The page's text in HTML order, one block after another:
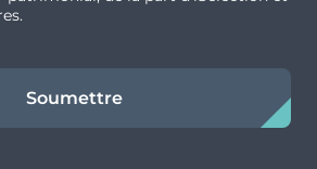
Soumettre